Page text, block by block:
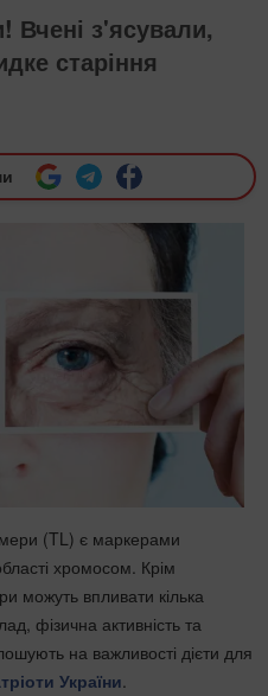
Вчені з'ясували,
старіння
(TL) є маркерами
хромосом. Крім
можуть впливати кілька
фізична активність та
на важливості дієти для
України.